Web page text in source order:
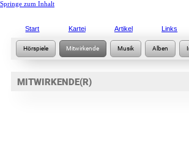
Springe zum Inhalt
Start Kartei Artikel Links
MITWIRKENDE(R)